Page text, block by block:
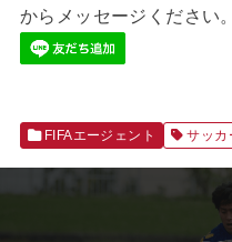
からメッセージください。
FIFAエージェント サッカ